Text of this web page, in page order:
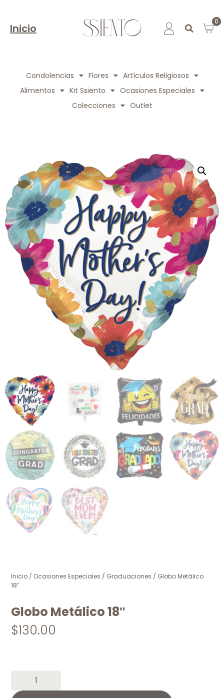
Inicio
0
Condolencias Flores
Artículos Religiosos
Alimentos
Kit Ssiento
Ocasiones Especiales
Colecciones
Outlet
Inicio / Ocasiones Especiales / Graduaciones / Globo Metálico
18″
Globo Metálico 18″
$130.00